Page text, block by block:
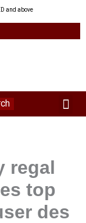
and above
regal
top
des